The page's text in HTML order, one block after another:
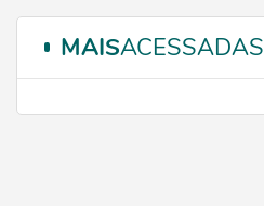
MAISACESSADAS